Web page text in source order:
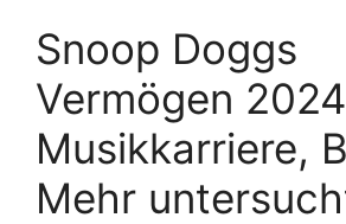
Snoop Doggs
Vermögen
Musikkarriere,
Mehr